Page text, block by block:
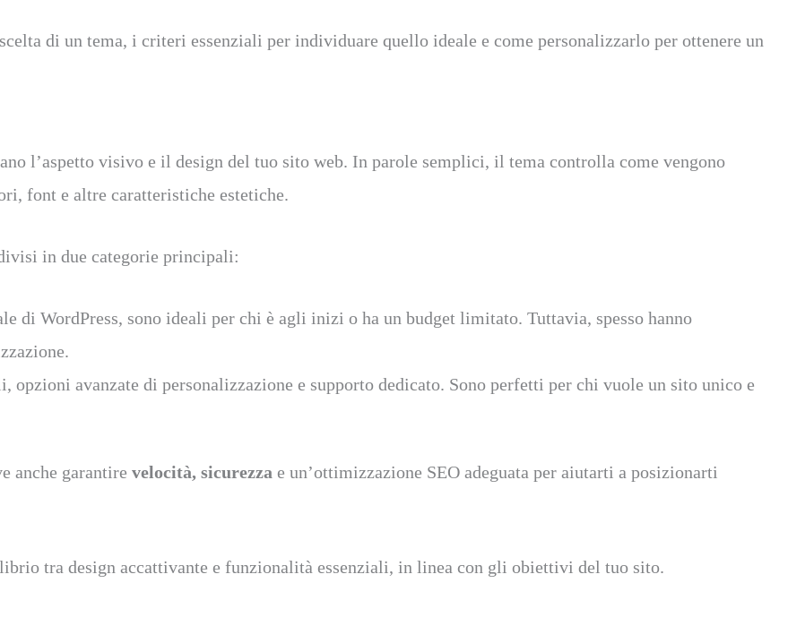
di un tema, i criteri essenziali per individuare quello ideale e come personalizzarlo per ottenere un
l’aspetto visivo e il design del tuo sito web. In parole semplici, il tema controlla come vengono
font e altre caratteristiche estetiche.
in due categorie principali:
di WordPress, sono ideali per chi è agli inizi o ha un budget limitato. Tuttavia, spesso hanno
opzioni avanzate di personalizzazione e supporto dedicato. Sono perfetti per chi vuole un sito unico e
anche garantire velocità, sicurezza e un’ottimizzazione SEO adeguata per aiutarti a posizionarti
tra design accattivante e funzionalità essenziali, in linea con gli obiettivi del tuo sito.